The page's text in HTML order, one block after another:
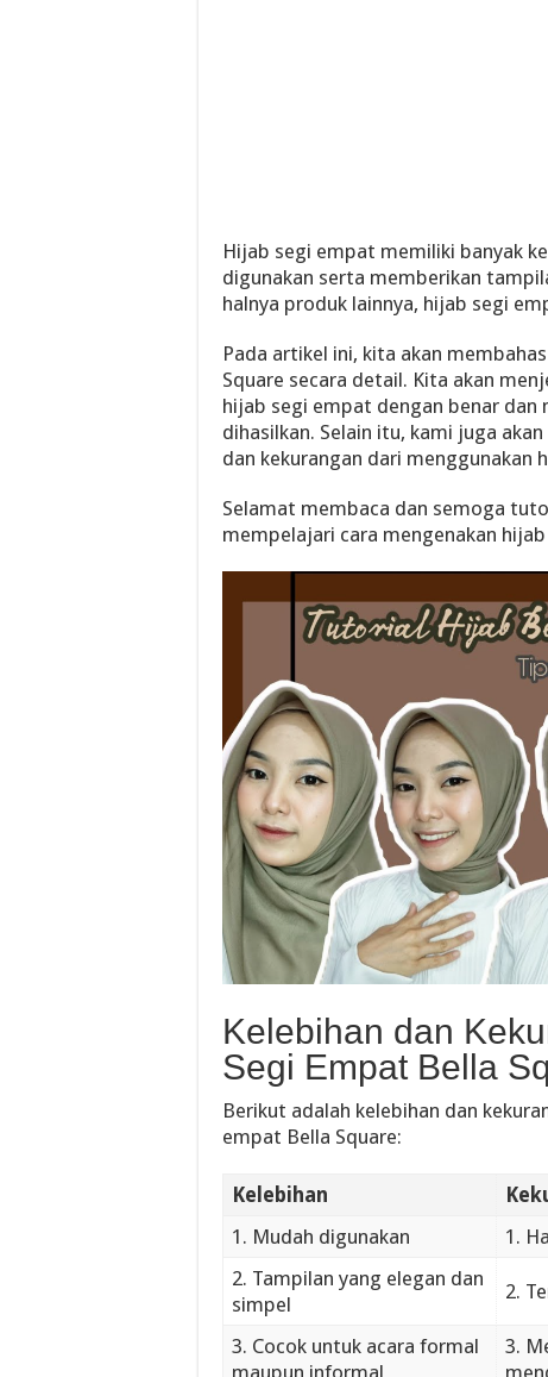
Hijab segi empat memiliki banyak
digunakan serta memberikan
halnya produk lainnya, hijab segi
Pada artikel ini, kita akan
Square secara detail. Kita akan
hijab segi empat dengan benar
dihasilkan. Selain itu, kami juga
dan kekurangan dari menggunakan
Selamat membaca dan semoga
mempelajari cara mengenakan
Kelebihan dan
Segi Empat Bella
Berikut adalah kelebihan dan
empat Bella Square:
Kelebihan
1. Mudah digunakan
1.
2. Tampilan yang elegan dan
simpel
2.
3. Cocok untuk acara formal
maupun informal
3.